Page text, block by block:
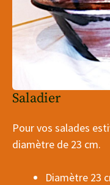
Saladier
Pour vos salades
diamètre de 23 cm.
Diamètre 23